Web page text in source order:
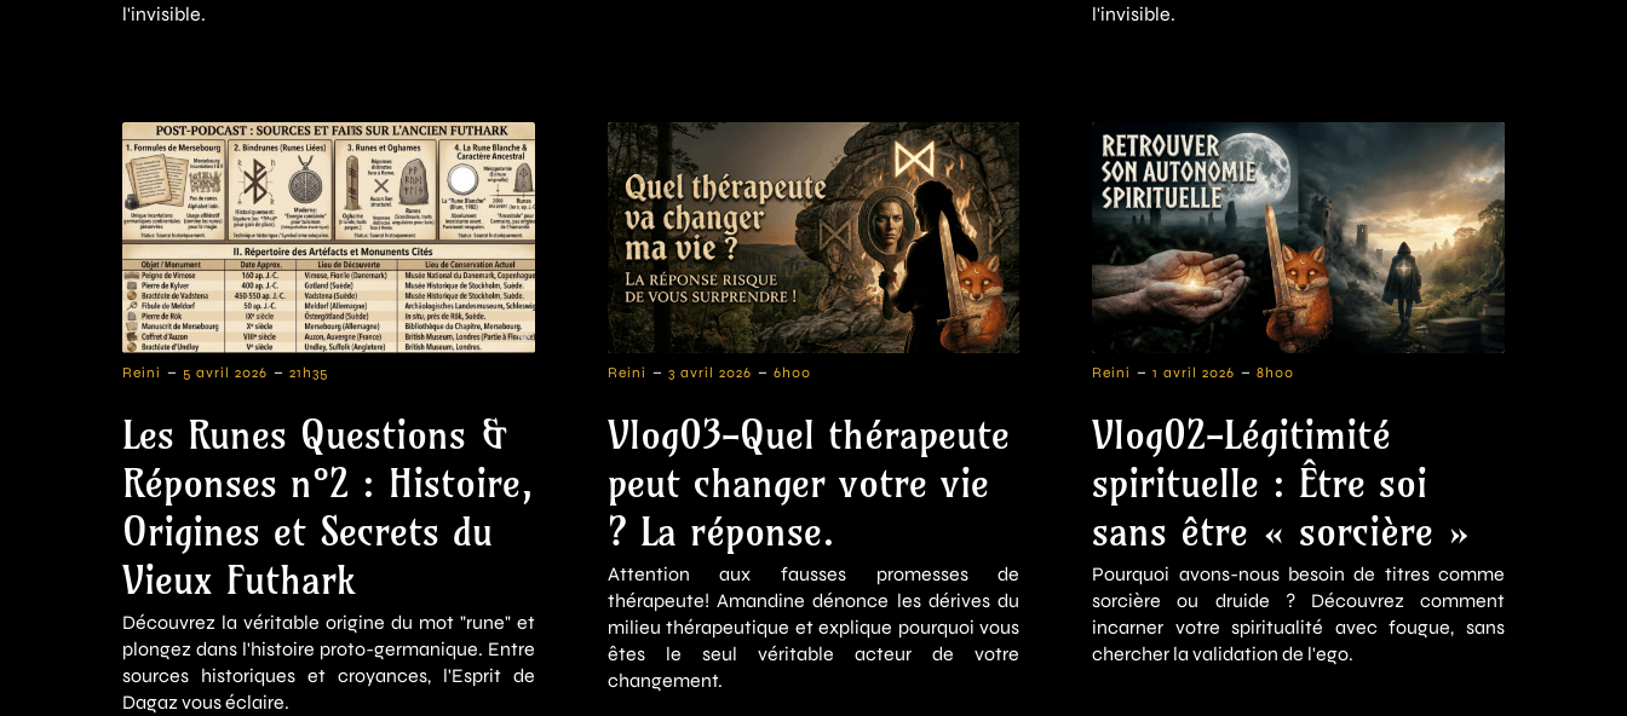
l'invisible.
l'invisible.
Reini - 5 avril 2026 - 21h35
Les Runes Questions &
Réponses n°2 : Histoire,
Origines et Secrets du
Vieux Futhark
Découvrez la véritable origine du mot "rune" et
plongez dans l'histoire proto-germanique. Entre
sources historiques et croyances, l'Esprit de
Dagaz vous éclaire.
Reini - 3 avril 2026 - 6h00
Vlog03-Quel thérapeute
peut changer votre vie
? La réponse.
Attention aux fausses promesses de
thérapeute! Amandine dénonce les dérives du
milieu thérapeutique et explique pourquoi vous
êtes le seul véritable acteur de votre
changement.
Reini - 1 avril 2026 - 8h00
Vlog02-Légitimité
spirituelle : Être soi
sans être « sorcière »
Pourquoi avons-nous besoin de titres comme
sorcière ou druide ? Découvrez comment
incarner votre spiritualité avec fougue, sans
chercher la validation de l'ego.